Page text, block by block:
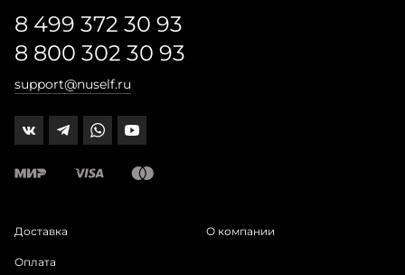
8 499 372 30 93
8 800 302 30 93
support@nuself.ru
Доставка
Оплата
О компании